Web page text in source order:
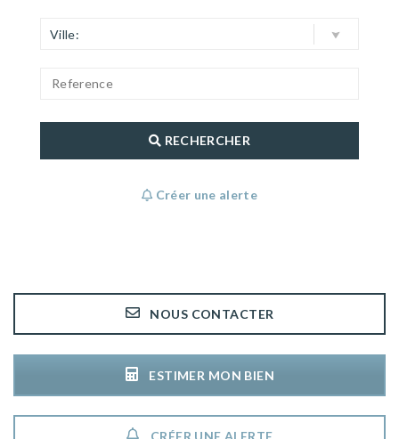
Ville:
RECHERCHER
Créer une alerte
NOUS CONTACTER
ESTIMER MON BIEN